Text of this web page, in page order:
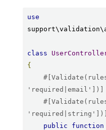
use
class
{
'required|email'])]
'required|string'])]
public
function